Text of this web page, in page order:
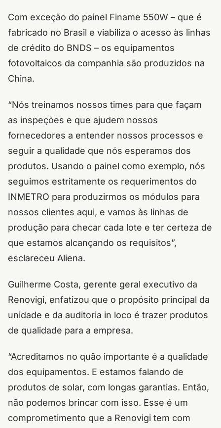
Com exceção do painel Finame 550W – que é
fabricado no Brasil e viabiliza o acesso às linhas
de crédito do BNDS – os equipamentos
fotovoltaicos da companhia são produzidos na
China.
“Nós treinamos nossos times para que façam
as inspeções e que ajudem nossos
fornecedores a entender nossos processos e
seguir a qualidade que nós esperamos dos
produtos. Usando o painel como exemplo, nós
seguimos estritamente os requerimentos do
INMETRO para produzirmos os módulos para
nossos clientes aqui, e vamos às linhas de
produção para checar cada lote e ter certeza de
que estamos alcançando os requisitos”,
esclareceu Aliena.
Guilherme Costa, gerente geral executivo da
Renovigi, enfatizou que o propósito principal da
unidade e da auditoria in loco é trazer produtos
de qualidade para a empresa.
“Acreditamos no quão importante é a qualidade
dos equipamentos. E estamos falando de
produtos de solar, com longas garantias. Então,
não podemos brincar com isso. Esse é um
comprometimento que a Renovigi tem com